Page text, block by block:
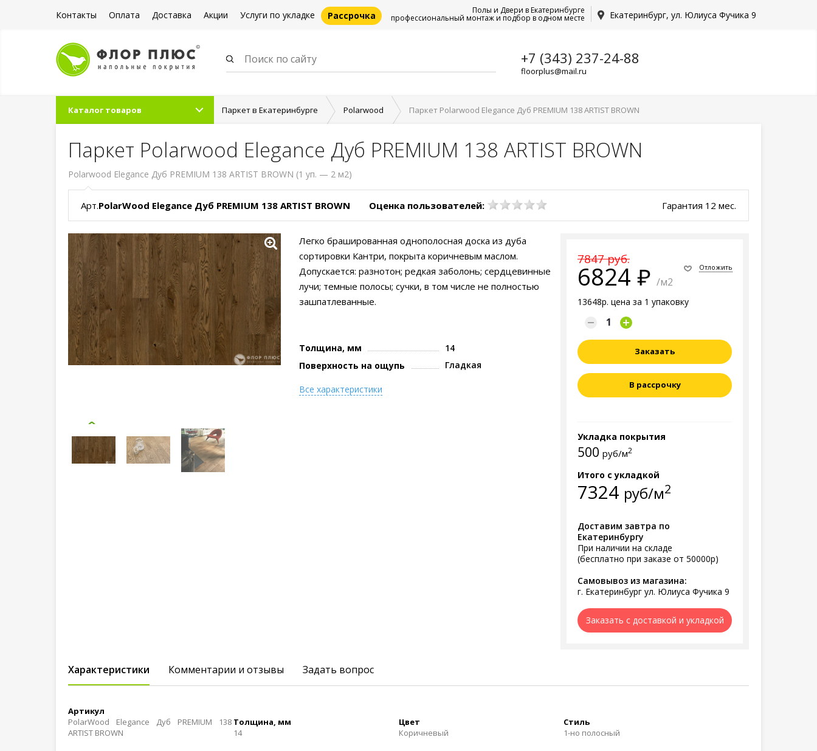
Контакты Оплата Доставка Акции Услуги по укладке Рассрочка Екатеринбург, ул. Юлиуса Фучика 9
Полы и Двери в Екатеринбурге
профессиональный монтаж и подбор в одном месте
+7 (343) 237-24-88
floorplus@mail.ru
Каталог товаров Паркет в Екатеринбурге Polarwood Паркет Polarwood Elegance Дуб PREMIUM 138 ARTIST BROWN
Паркет Polarwood Elegance Дуб PREMIUM 138 ARTIST BROWN
Polarwood Elegance Дуб PREMIUM 138 ARTIST BROWN (1 уп. — 2 м2)
Арт.PolarWood Elegance Дуб PREMIUM 138 ARTIST BROWN Оценка пользователей: Гарантия 12 мес.
7847 руб.
6824 /м2
13648р. цена за 1 упаковку
Отложить
Заказать
В рассрочку
Укладка покрытия
500 руб/м2
Итого с укладкой
7324 руб/м2
Доставим завтра по
Екатеринбургу
При наличии на складе
(бесплатно при заказе от 50000р)
Самовывоз из магазина:
г. Екатеринбург ул. Юлиуса Фучика 9
Заказать с доставкой и укладкой
Легко брашированная однополосная доска из дуба
сортировки Кантри, покрыта коричневым маслом.
Допускается: разнотон; редкая заболонь; сердцевинные
лучи; темные полосы; сучки, в том числе не полностью
зашпатлеванные.
Толщина, мм
14
Поверхность на ощупь
Гладкая
Все характеристики
Характеристики Комментарии и отзывы Задать вопрос
Артикул
PolarWood Elegance Дуб PREMIUM 138
ARTIST BROWN
Толщина, мм
14
Цвет
Коричневый
Стиль
1-но полосный